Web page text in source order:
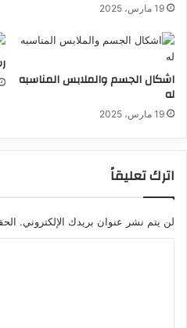
19 مارس، 2025
اشكال الجسم والملابس المناسبه
له
19 مارس، 2025
اترك تعليقاً
لن يتم نشر عنوان بريدك الإلكتروني.